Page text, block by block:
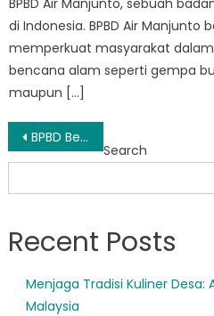
di Indonesia. BPBD Air Manjunto
memperkuat masyarakat
bencana alam seperti gempa
maupun […]
Post
navigation
BPBD Bengkulu Mukomuko’s innovative approaches to disaster risk reduction
Search
Recent Posts
Menjaga Tradisi Kuliner Desa:
Malaysia